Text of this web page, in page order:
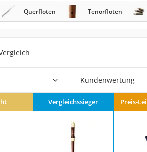
Querflöten Tenorflöten
Kundenwertung
Vergleichssieger Preis-